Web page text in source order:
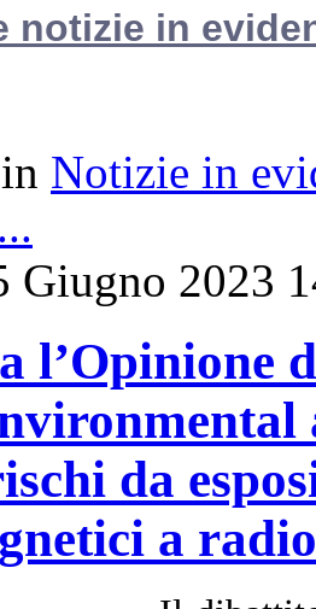
notizie in
Notizie in
Giugno 2023
l’Opinione
da
a